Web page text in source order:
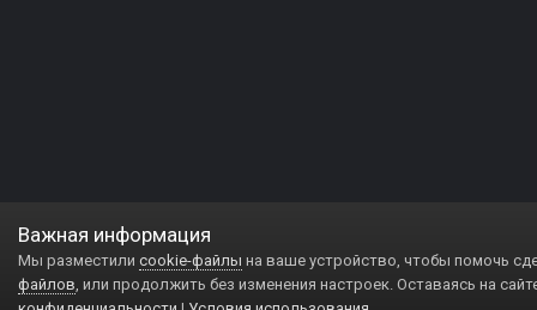
Важная информация
Мы разместили cookie-файлы на ваше устройство, чтобы помочь
файлов, или продолжить без изменения настроек. Оставаясь на